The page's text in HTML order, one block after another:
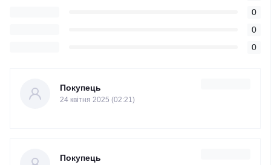
0
0
0
Покупець
24 квітня 2025 (02:21)
Покупець